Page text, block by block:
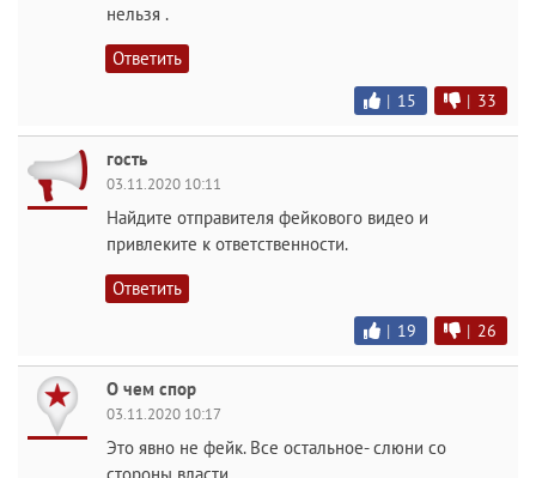
нельзя .
Ответить
| 15 | 33
гость
03.11.2020 10:11
Найдите отправителя фейкового видео и
привлеките к ответственности.
Ответить
| 19 | 26
О чем спор
03.11.2020 10:17
Это явно не фейк. Все остальное- слюни со